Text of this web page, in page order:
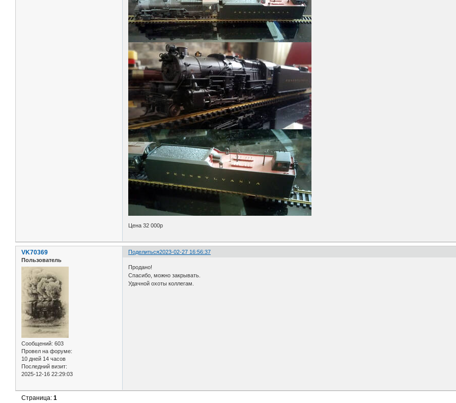
Цена 32 000р
Поделиться2023-02-27 16:56:37
VK70369
Пользователь
Сообщений: 603
Провел на форуме:
10 дней 14 часов
Последний визит:
2025-12-16 22:29:03
Продано!
Спасибо, можно закрывать.
Удачной охоты коллегам.
Страница:1